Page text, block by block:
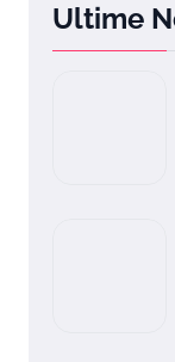
Ultime